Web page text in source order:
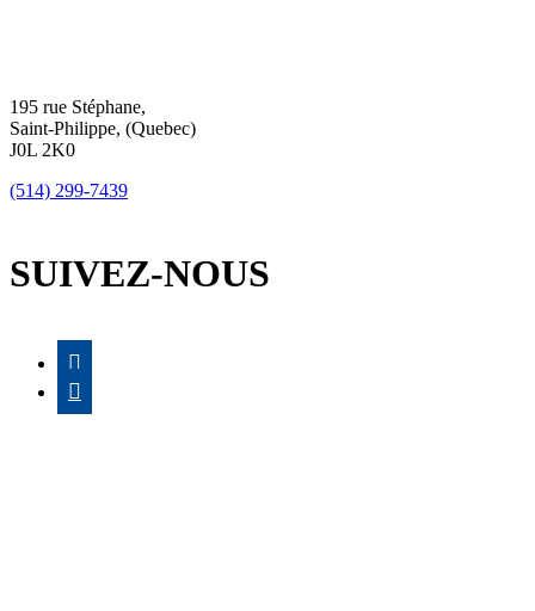
195 rue Stéphane,
Saint-Philippe, (Quebec)
J0L 2K0
(514) 299-7439
SUIVEZ-NOUS

